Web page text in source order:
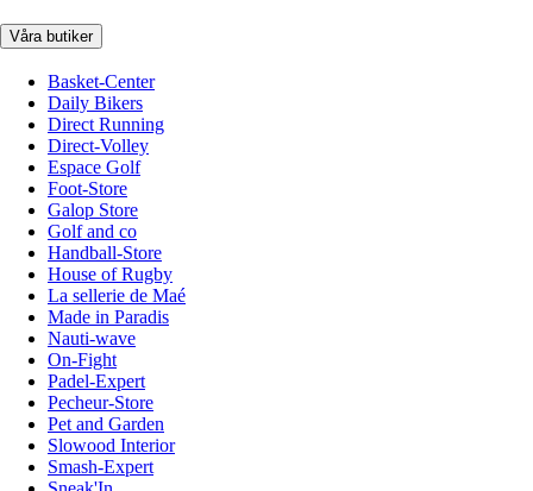
Våra butiker
Basket-Center
Daily Bikers
Direct Running
Direct-Volley
Espace Golf
Foot-Store
Galop Store
Golf and co
Handball-Store
House of Rugby
La sellerie de Maé
Made in Paradis
Nauti-wave
On-Fight
Padel-Expert
Pecheur-Store
Pet and Garden
Slowood Interior
Smash-Expert